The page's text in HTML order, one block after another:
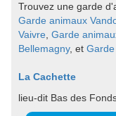
Trouvez une garde
Garde animaux
Vaivre Garde
Bellemagny, et
La Cachette
lieu-dit Bas des